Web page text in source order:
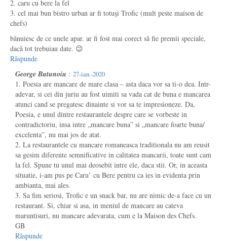
2. caru cu bere la fel
3. cel mai bun bistro urban ar fi totuși Trofic (mult peste maison de
chefs)
bănuiesc de ce unele apar. ar fi fost mai corect să fie premii speciale,
dacă tot trebuiau date. 😉
Răspunde
George Butunoiu : 27-ian.-2020
1. Poesia are mancare de mare clasa – asta daca vor sa ti-o dea. Intr-
adevar, si cei din juriu au fost uimiti sa vada cat de buna e mancarea
atunci cand se pregatesc dinainte si vor sa te impresioneze. Da,
Poesia, e unul dintre restaurantele despre care se vorbeste in
contradictoriu, insa intre „mancare buna” si „mancare foarte buna/
excelenta”, nu mai jos de atat.
2. La restaurantele cu mancare romaneasca traditionala nu am reusit
sa gesim diferente semnificative in calitatea mancarii, toate sunt cam
la fel. Spune tu unul mai deosebit intre ele, daca stii. Or, in aceasta
situatie, i-am pus pe Caru’ cu Bere pentru ca ies in evidenta prin
ambianta, mai ales.
3. Sa fim seriosi, Trofic e un snack bar, nu are nimic de-a face cu un
restaurant. Si, chiar si asa, in meniul de mancare au cateva
maruntisuri, nu mancare adevarata, cum e la Maison des Chefs.
GB
Răspunde